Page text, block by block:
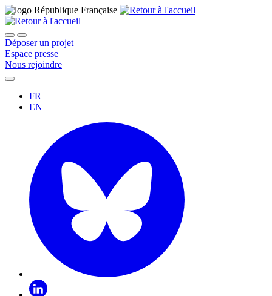
Déposer un projet
Espace presse
Nous rejoindre
FR
EN